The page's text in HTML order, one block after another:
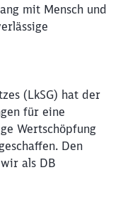
mit Mensch und
(LkSG) hat der
für eine
Wertschöpfung
Den
als DB